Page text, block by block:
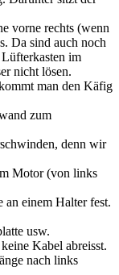
vorne rechts (wenn
Da sind auch noch
im
nicht lösen.
man den Käfig
zum
denn wir
Motor (von links
an einem Halter fest.
usw.
Kabel abreisst.
nach links